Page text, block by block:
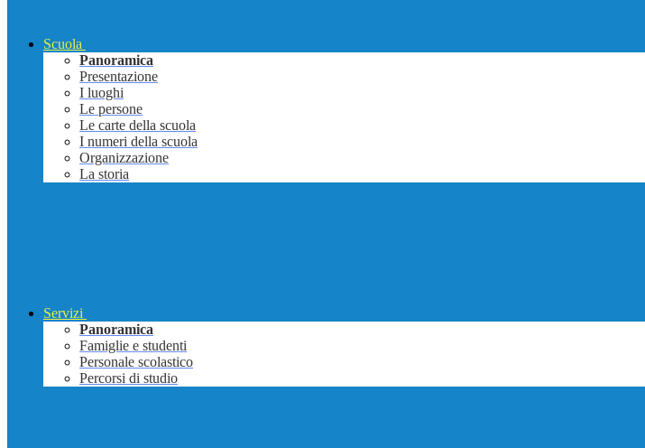
Scuola
Panoramica
Presentazione
I luoghi
Le persone
Le carte della scuola
I numeri della scuola
Organizzazione
La storia
Servizi
Panoramica
Famiglie e studenti
Personale scolastico
Percorsi di studio